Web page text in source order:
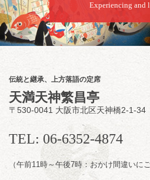
8月8日（土）
第2回 智之介・力
笑福亭智之介「昭和
／桂力造「桃太郎」
開演：午前10時（9時
前売2,000円 当日
お問合せ：智之介・
7762-6268
Experiencing and
伝統と継承、上方落語の定席
天満天神繁昌亭
〒530-0041 大阪市北区天神橋2-1-34
TEL: 06-6352-4874
（午前11時～午後7時：おかけ間違